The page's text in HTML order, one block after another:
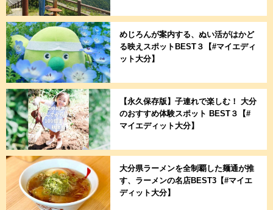
めじろんが案内する、ぬい活がはかど
る映えスポットBEST３【#マイエディ
ット大分】
【永久保存版】子連れで楽しむ！ 大分
のおすすめ体験スポット BEST３【#
マイエディット大分】
大分県ラーメンを全制覇した麺通が推
す、ラーメンの名店BEST3【#マイエ
ディット大分】